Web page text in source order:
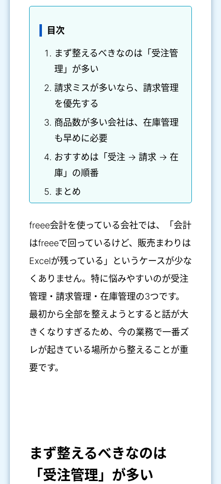
目次
まず整えるべきなのは「受注管
理」が多い
請求ミスが多いなら、請求管理
を優先する
商品数が多い会社は、在庫管理
も早めに必要
おすすめは「受注 → 請求 → 在
庫」の順番
まとめ
freee会計を使っている会社では、「会計
はfreeeで回っているけど、販売まわりは
Excelが残っている」というケースが少な
くありません。特に悩みやすいのが受注
管理・請求管理・在庫管理の3つです。
最初から全部を整えようとすると話が大
きくなりすぎるため、今の業務で一番ズ
レが起きている場所から整えることが重
要です。
まず整えるべきなのは
「受注管理」が多い